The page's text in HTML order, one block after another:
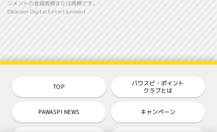
ンメントの登録商標または商標です。
©Konami Digital Entertainment
TOP パワスピ・ポイント
クラブとは
PAWASPI NEWS キャンペーン